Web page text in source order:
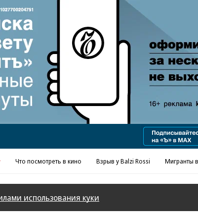
Что посмотреть в кино Взрыв у Balzi Rossi Мигранты
использования куки